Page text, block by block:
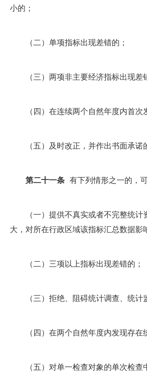
小的；
（二）单项指标出现差错的；
（三）两项非主要经济指标出现差
（四）在连续两个自然年度内首次
（五）及时改正，并作出书面承诺
第二十一条 有下列情形之一的，
（一）提供不真实或者不完整统计
大，对所在行政区域该指标汇总数据影
（二）三项以上指标出现差错的；
（三）拒绝、阻碍统计调查、统计
（四）在两个自然年度内发现存在
（五）对单一检查对象的单次检查